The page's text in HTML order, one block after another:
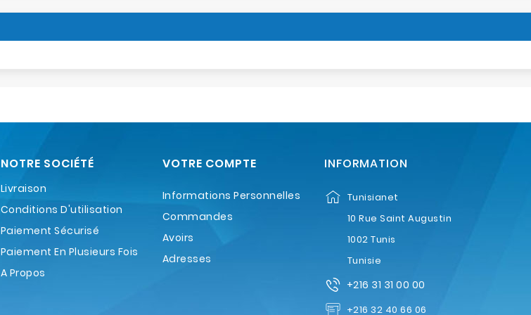
NOTRE SOCIÉTÉ
Livraison
Conditions D'utilisation
Paiement Sécurisé
Paiement En Plusieurs Fois
A Propos
VOTRE COMPTE
Informations Personnelles
Commandes
Avoirs
Adresses
INFORMATION
Tunisianet
10 Rue Saint Augustin
1002 Tunis
Tunisie
+216 31 31 00 00
+216 32 40 66 06